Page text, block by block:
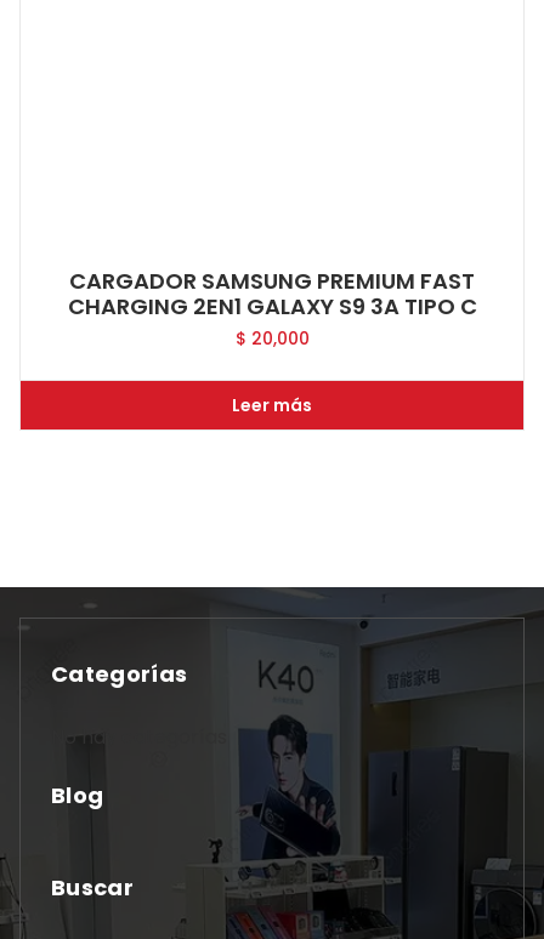
CARGADOR SAMSUNG PREMIUM FAST
CHARGING 2EN1 GALAXY S9 3A TIPO C
$ 20,000
Leer más
Categorías
No hay categorías
Blog
Buscar